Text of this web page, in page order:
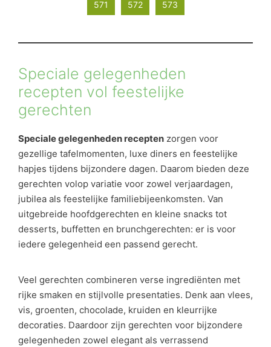
571 572 573
Speciale gelegenheden
recepten vol feestelijke
gerechten
Speciale gelegenheden recepten zorgen voor
gezellige tafelmomenten, luxe diners en feestelijke
hapjes tijdens bijzondere dagen. Daarom bieden deze
gerechten volop variatie voor zowel verjaardagen,
jubilea als feestelijke familiebijeenkomsten. Van
uitgebreide hoofdgerechten en kleine snacks tot
desserts, buffetten en brunchgerechten: er is voor
iedere gelegenheid een passend gerecht.
Veel gerechten combineren verse ingrediënten met
rijke smaken en stijlvolle presentaties. Denk aan vlees,
vis, groenten, chocolade, kruiden en kleurrijke
decoraties. Daardoor zijn gerechten voor bijzondere
gelegenheden zowel elegant als verrassend